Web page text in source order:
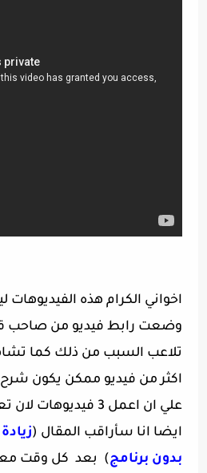
اخواني الكرام هذه الفيديوهات
وضعت رابط فيديو من صاحب
تلاعب السبب من ذلك كما
اكثر من فيديو ممكن يكون
علي ان اعمل 3 فيديوهات لان تعتبر مكررة
ايضا انا سأراقب المقال (
بدون برنامج) بعد كل وقت